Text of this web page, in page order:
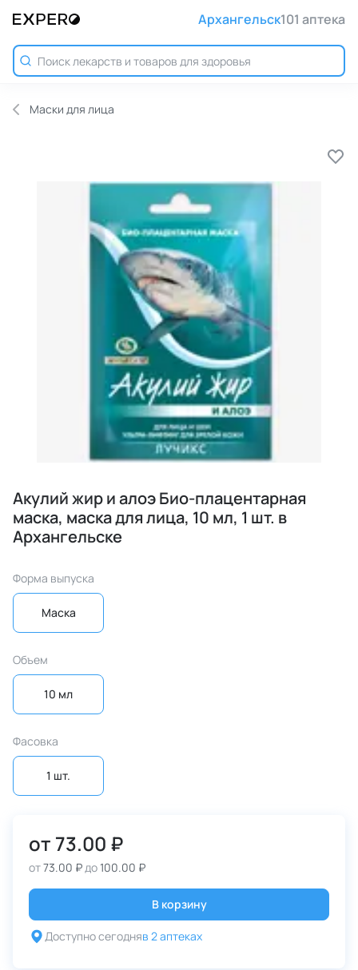
Архангельск101 аптека
Маски для лица
Акулий жир и алоэ Био-плацентарная
маска, маска для лица, 10 мл, 1 шт. в
Архангельске
Форма выпуска
Маска
Объем
10 мл
Фасовка
1 шт.
от 73.00 ₽
от73.00 ₽до100.00 ₽
В корзину
Доступно сегодняв 2 аптеках